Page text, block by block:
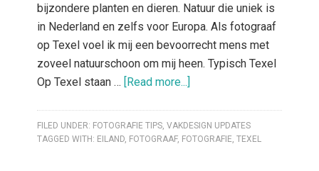
bijzondere planten en dieren. Natuur die uniek is
in Nederland en zelfs voor Europa. Als fotograaf
op Texel voel ik mij een bevoorrecht mens met
zoveel natuurschoon om mij heen. Typisch Texel
Op Texel staan … [Read more...]
FILED UNDER: FOTOGRAFIE TIPS,VAKDESIGN UPDATES
TAGGED WITH: EILAND, FOTOGRAAF, FOTOGRAFIE,TEXEL